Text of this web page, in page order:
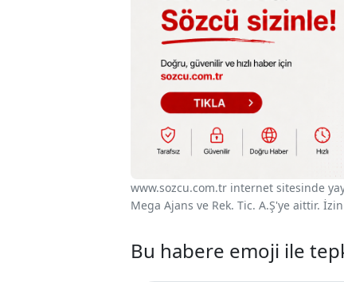
www.sozcu.com.tr internet sitesinde
Mega Ajans ve Rek. Tic. A.Ş'ye aittir.
Bu habere emoji ile